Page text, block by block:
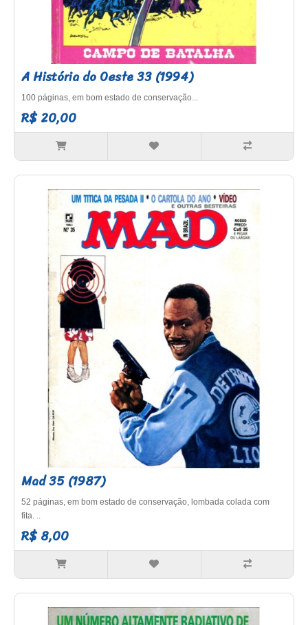
A História do Oeste 33 (1994)
100 páginas, em bom estado de conservação...
R$ 20,00
Mad 35 (1987)
52 páginas, em bom estado de conservação, lombada colada com
fita. ..
R$ 8,00